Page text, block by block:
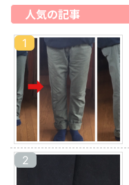
人気の記事